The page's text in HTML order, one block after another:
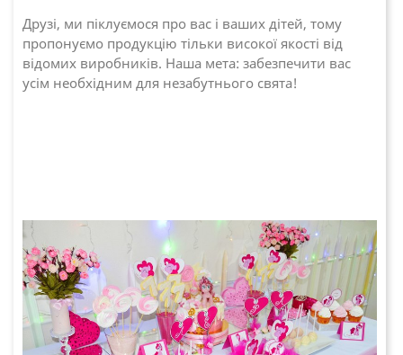
Друзі, ми піклуємося про вас і ваших дітей, тому
пропонуємо продукцію тільки високої якості від
відомих виробників. Наша мета: забезпечити вас
усім необхідним для незабутнього свята!